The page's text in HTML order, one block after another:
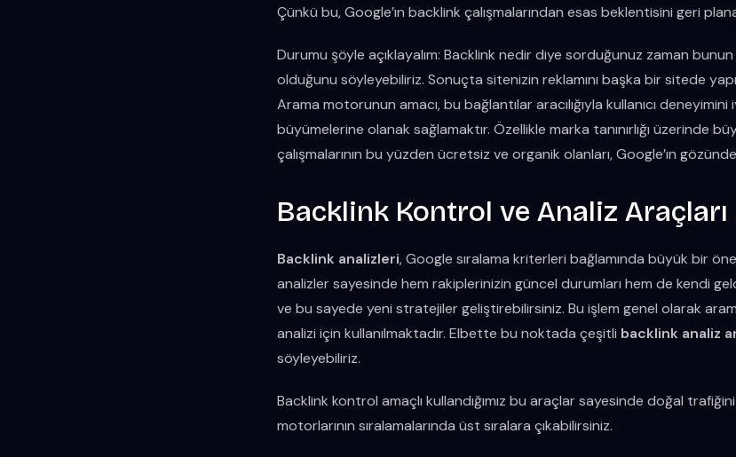
Çünkü bu, Google’ın backlink çalışmalarından esas beklentisini geri
Durumu şöyle açıklayalım: Backlink nedir diye sorduğunuz zaman
olduğunu söyleyebiliriz. Sonuçta sitenizin reklamını başka bir sitede
Arama motorunun amacı, bu bağlantılar aracılığıyla kullanıcı
büyümelerine olanak sağlamaktır. Özellikle marka tanınırlığı üzerinde
çalışmalarının bu yüzden ücretsiz ve organik olanları, Google’ın
Backlink Kontrol ve Analiz
Backlink analizleri, Google sıralama kriterleri bağlamında büyük bir
analizler sayesinde hem rakiplerinizin güncel durumları hem de kendi
ve bu sayede yeni stratejiler geliştirebilirsiniz. Bu işlem genel olarak
analizi için kullanılmaktadır. Elbette bu noktada çeşitli backlink analiz
söyleyebiliriz.
Backlink kontrol amaçlı kullandığımız bu araçlar sayesinde doğal
motorlarının sıralamalarında üst sıralara çıkabilirsiniz.